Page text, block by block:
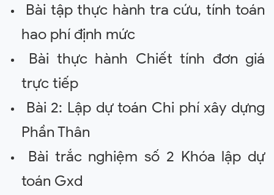
Bài tập thực hành tra cứu, tính toán
hao phí định mức
Bài thực hành Chiết tính đơn giá
trực tiếp
Bài 2: Lập dự toán Chi phí xây dựng
Phần Thân
Bài trắc nghiệm số 2 Khóa lập dự
toán Gxd